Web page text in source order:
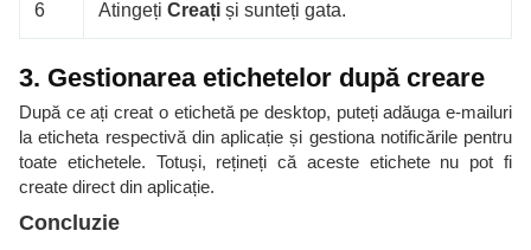
6 Atingeți Creați și sunteți gata.
3. Gestionarea etichetelor după creare
După ce ați creat o etichetă pe desktop, puteți adăuga e-mailuri
la eticheta respectivă din aplicație și gestiona notificările pentru
toate etichetele. Totuși, rețineți că aceste etichete nu pot fi
create direct din aplicație.
Concluzie